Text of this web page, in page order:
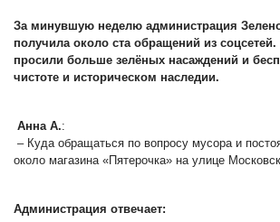
За минувшую неделю администрация
получила около ста обращений из
просили больше зелёных насаждений и
чистоте и историческом наследии.
Анна А.:
– Куда обращаться по вопросу мусора и
около магазина «Пятерочка» на улице
Администрация отвечает: